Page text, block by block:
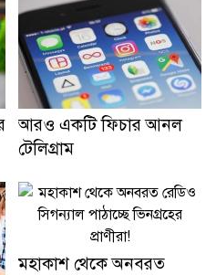
আরও একটি ফিচার আনল
টেলিগ্রাম
মহাকাশ থেকে অনবরত